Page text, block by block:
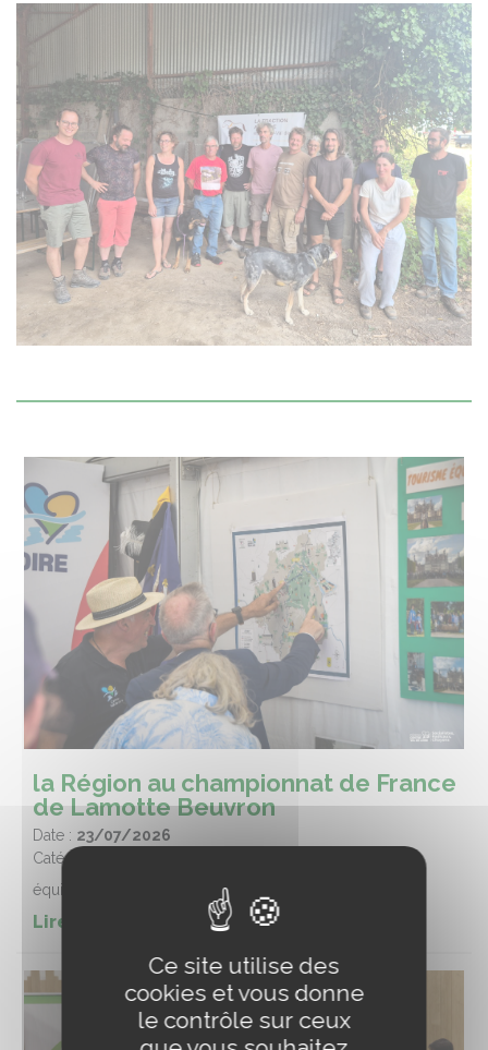
la Région au championnat de France
de Lamotte Beuvron
Date : 23/07/2026
Catégorie :
équitation
Lire la suite de l'article
Ce site utilise des
cookies et vous donne
le contrôle sur ceux